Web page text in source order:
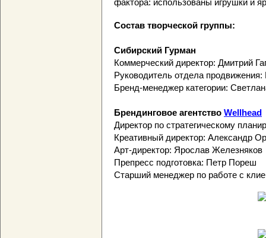
фактора: использованы игрушки и
Состав творческой группы:
Сибирский Гурман
Коммерческий директор: Дмитрий
Руководитель отдела
Бренд-менеджер категории:
Брендинговое агентство Wellhead
Директор по стратегическому
Креативный директор: Александр
Арт-директор: Ярослав Железняков
Препресс подготовка: Петр Пореш
Старший менеджер по работе с